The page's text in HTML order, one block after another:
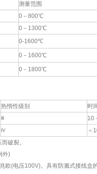
测量范围
0－800℃
0－1300℃
0-1600℃
0－1600℃
0－1800℃
热惰性级别 时
Ⅲ 10
Ⅳ
＜
破裂。
外)
(电压100V)。具有防溅式接线盒